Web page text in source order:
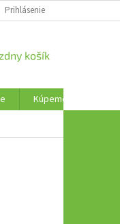
Prihlásenie
košík
Kúpeme, plávame a